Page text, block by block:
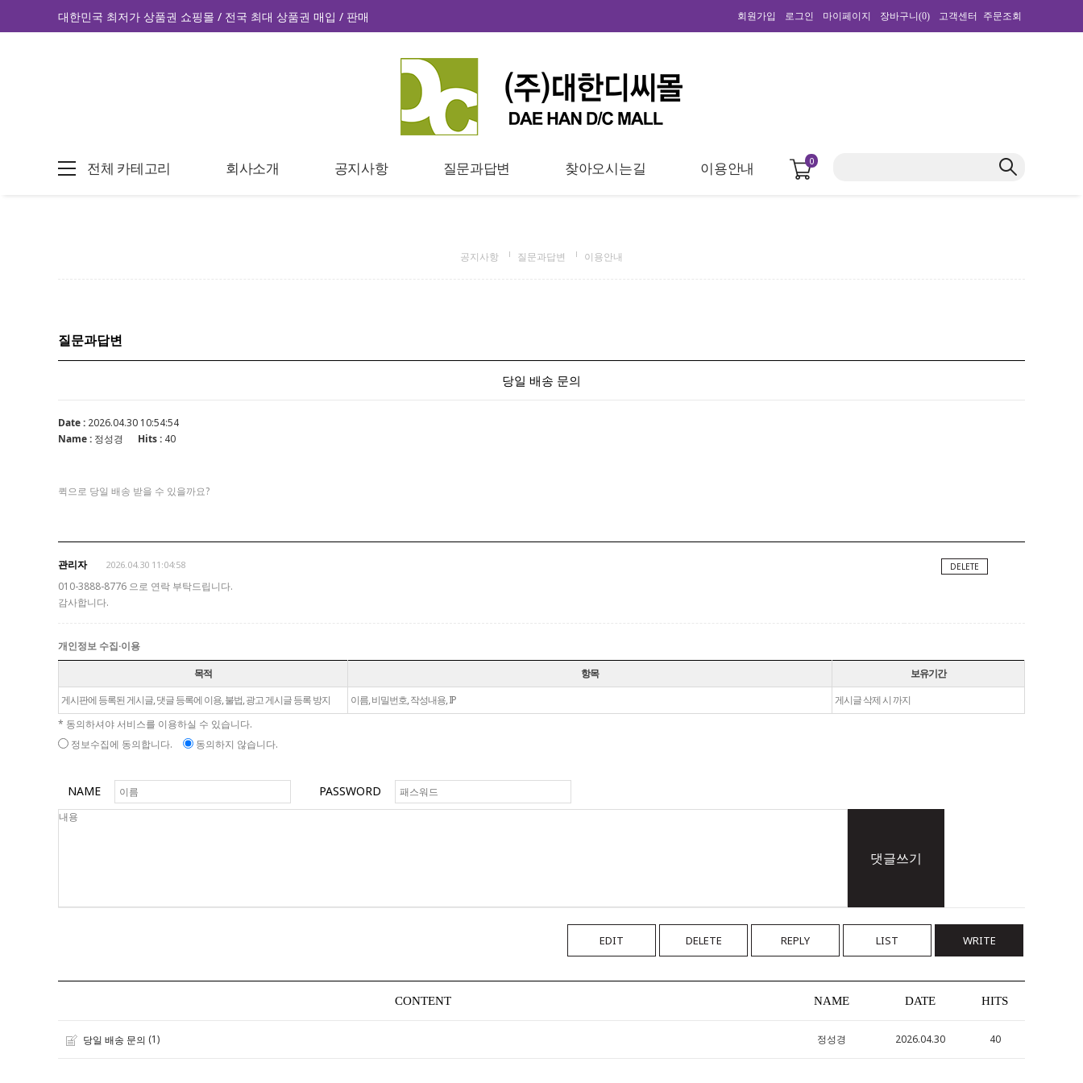
대한민국 최저가 상품권 쇼핑몰 / 전국 최대 상품권 매입 / 판매 회원가입 로그인 마이페이지 장바구니(0) 고객센터 주문조회
전체 카테고리 회사소개 공지사항 질문과답변 찾아오시는길 이용안내 0
공지사항 질문과답변 이용안내
질문과답변
당일 배송 문의
Date : 2026.04.30 10:54:54
Name : 정성경 Hits : 40
퀵으로 당일 배송 받을 수 있을까요?
관리자 2026.04.30 11:04:58
010-3888-8776 으로 연락 부탁드립니다.
감사합니다.
DELETE
개인정보 수집·이용
목적
항목
보유기간
게시판에 등록된 게시글, 댓글 등록에 이용, 불법, 광고 게시글 등록 방지
이름, 비밀번호, 작성내용, IP
게시글 삭제 시 까지
* 동의하셔야 서비스를 이용하실 수 있습니다.
정보수집에 동의합니다.
동의하지 않습니다.
NAME PASSWORD
댓글쓰기
EDIT DELETE REPLY LIST WRITE
CONTENT NAME DATE HITS
당일 배송 문의 (1) 정성경 2026.04.30 40